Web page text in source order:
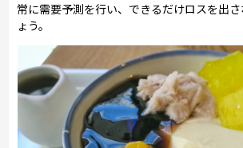
常に需要予測を行い、できるだけロスを出
ょう。